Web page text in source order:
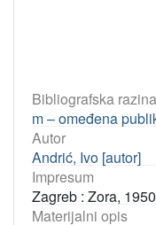
Bibliografska razina
m – omeđena
Autor
Andrić, Ivo [autor]
Impresum
Zagreb : Zora,
Materijalni opis